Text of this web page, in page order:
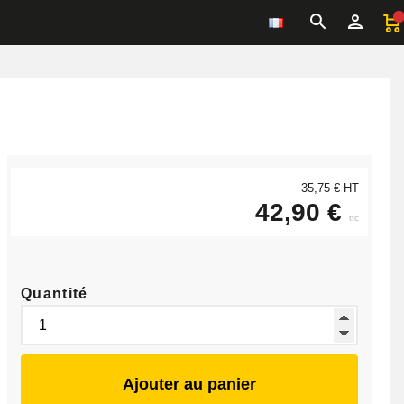
35,75 € HT
42,90 € ttc
Quantité
Ajouter au panier